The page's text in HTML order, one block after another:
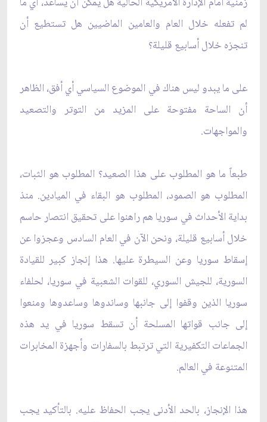
لم تفعله خلال العام والعامين الماضيين هل تستطيع أن
تنجزه خلال أسابيع قليلة؟
على ما يبدو ليس هناك في الموضوع السياسي أي أفق، الظاهر
أن الساحة مفتوحة على المزيد من التوتر والتصعيد
والمواجهات.
طبعاً ما هو المطلوب على هذا الصعيد؟ المطلوب هو الثبات،
المطلوب هو الصمود، المطلوب هو البقاء في الميادين. منذ
بداية الأحداث في سوريا هم راهنوا على تحقيق انتصار حاسم
خلال أسابيع قليلة، ونحن الآن في العام السادس وعجزوا عن
إسقاط سوريا وعن السيطرة عليها. هذا إنجاز كبير للقيادة
السورية، للجيش السوري، للقوات الشعبية في سوريا، لحلفاء
سوريا الذين وقفوا إلى جانبها وساندوها وساعدوها ومنعوا
إلى جانب قواتها المسلحة أن تسقط سوريا في يد هذه
الجماعات التكفيرية التي ترتبط بالسفارات وأجهزة المخابرات
المتنوعة في العالم.
هذا الإنجاز، بالحد الأدنى يجب الحفاظ عليه. بالتأكيد يجب